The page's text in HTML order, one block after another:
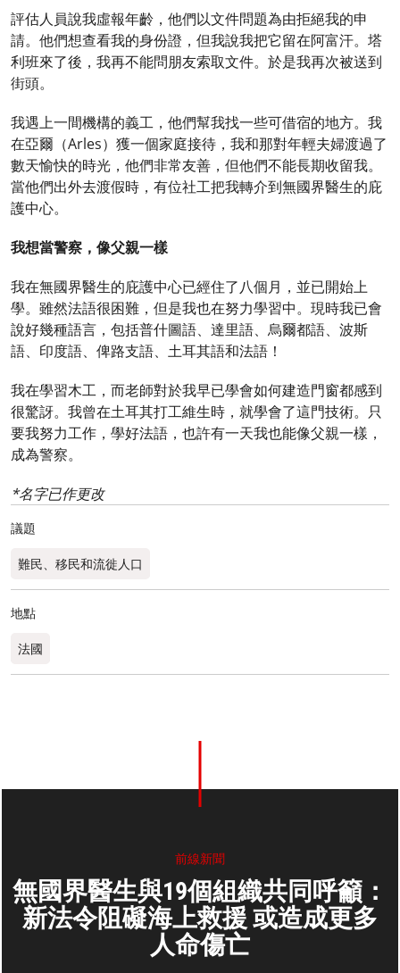
評估人員說我虛報年齡，他們以文件問題為由拒絕我的申
請。他們想查看我的身份證，但我說我把它留在阿富汗。塔
利班來了後，我再不能問朋友索取文件。於是我再次被送到
街頭。
我遇上一間機構的義工，他們幫我找一些可借宿的地方。我
在亞爾（Arles）獲一個家庭接待，我和那對年輕夫婦渡過了
數天愉快的時光，他們非常友善，但他們不能長期收留我。
當他們出外去渡假時，有位社工把我轉介到無國界醫生的庇
護中心。
我想當警察，像父親一樣
我在無國界醫生的庇護中心已經住了八個月，並已開始上
學。雖然法語很困難，但是我也在努力學習中。現時我已會
說好幾種語言，包括普什圖語、達里語、烏爾都語、波斯
語、印度語、俾路支語、土耳其語和法語！
我在學習木工，而老師對於我早已學會如何建造門窗都感到
很驚訝。我曾在土耳其打工維生時，就學會了這門技術。只
要我努力工作，學好法語，也許有一天我也能像父親一樣，
成為警察。
*名字已作更改
議題
難民、移民和流徙人口
地點
法國
前線新聞
無國界醫生與19個組織共同呼籲：
新法令阻礙海上救援 或造成更多
人命傷亡